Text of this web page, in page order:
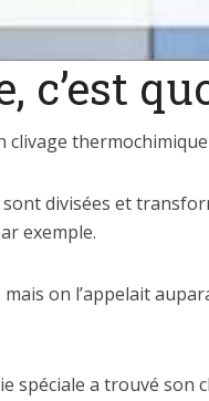
c’est
divisées et
exemple.
mais on l’appelait
spéciale a trouvé son